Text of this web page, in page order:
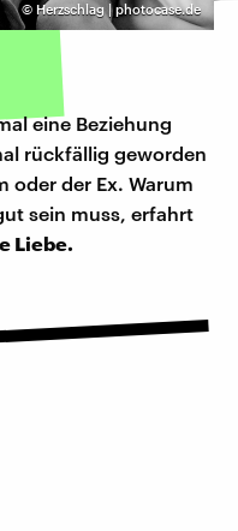
© Herzschlag | photocase.de
eine Beziehung
rückfällig geworden
oder der Ex. Warum
sein muss, erfahrt
Liebe.